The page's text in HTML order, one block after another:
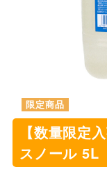
【数量限定
スノール 5L